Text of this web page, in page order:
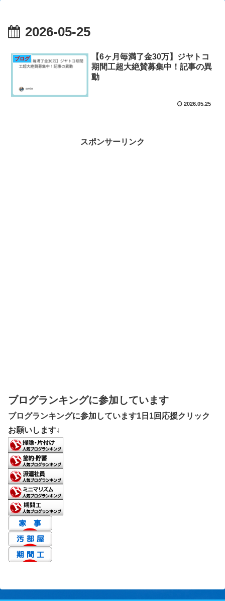
2026-05-25
ブログ
【6ヶ月毎満了金30万】ジヤトコ
期間工超大絶賛募集中！記事の異
動
2026.05.25
スポンサーリンク
ブログランキングに参加しています
ブログランキングに参加しています1日1回応援クリック
お願いします↓